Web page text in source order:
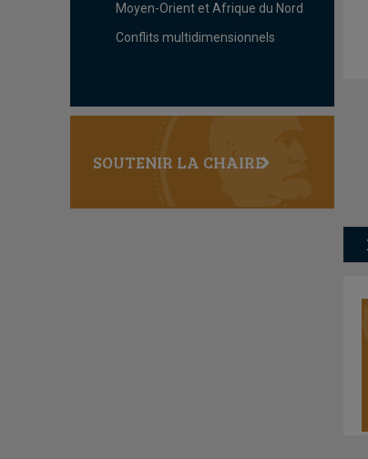
Moyen-Orient et Afrique du Nord
Conflits multidimensionnels
SOUTENIR LA CHAIRE